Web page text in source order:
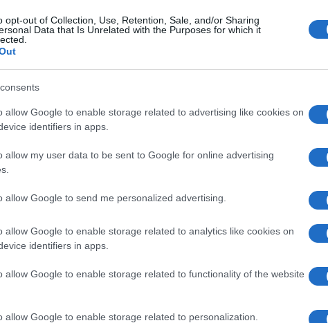
opt-out of Collection, Use, Retention, Sale, and/or Sharing
Data that Is Unrelated with the Purposes for which it
allow Google to enable storage related to advertising like cookies on
identifiers in apps.
allow my user data to be sent to Google for online advertising
allow Google to send me personalized advertising.
allow Google to enable storage related to analytics like cookies on
identifiers in apps.
allow Google to enable storage related to functionality of the website
allow Google to enable storage related to personalization.
stato prescritto del Toradol contro quello che veniva
le sarebbe sopraggiunto a seguito di un movimento
è il
ORA LEGALE – Questa notte
registro degli indagati di tre medici. Sono accusati di
davanti al giudice. Secondo la pm, avrebbero trattato la
ad esami specifici nonostante le condizioni gravi e